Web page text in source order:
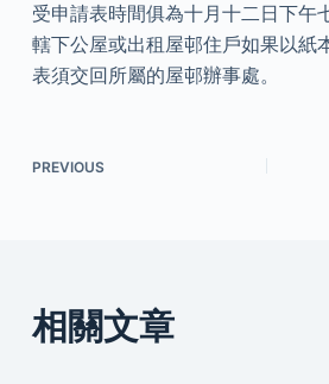
受申請表時間俱為十月十二日下午
轄下公屋或出租屋邨住戶如果以紙
表須交回所屬的屋邨辦事處。
PREVIOUS
相關文章